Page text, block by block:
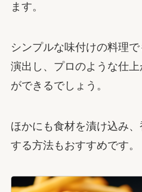
ます。
シンプルな味付けの料理
演出し、プロのような仕
ができるでしょう。
ほかにも食材を漬け込み
する方法もおすすめです。